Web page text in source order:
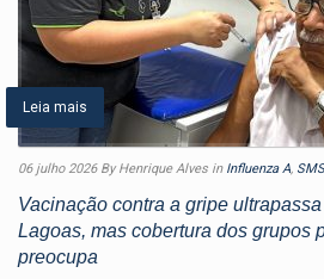
Leia mais
06 julho 2026 By Henrique Alves in Influenza A, SMS
Vacinação contra a gripe
Lagoas, mas cobertura dos grupos
preocupa